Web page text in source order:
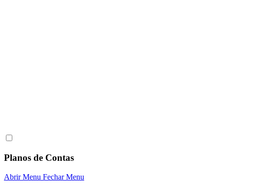
Planos de Contas
Abrir Menu Fechar Menu